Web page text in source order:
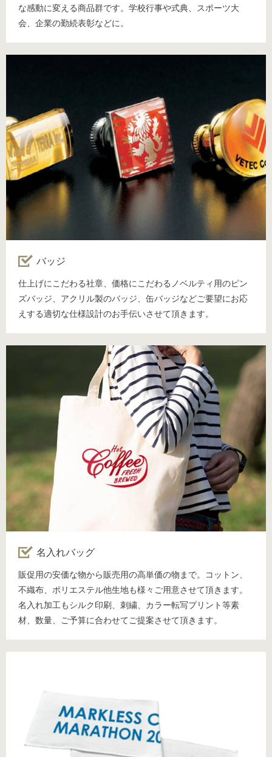
な感動に変える商品群です。学校行事や式典、スポーツ大
会、企業の勤続表彰などに。
バッジ
仕上げにこだわる社章、価格にこだわるノベルティ用のピン
ズバッジ、アクリル製のバッジ、缶バッジなどご要望にお応
えする適切な仕様設計のお手伝いさせて頂きます。
名入れバッグ
販促用の安価な物から販売用の高単価の物まで。コットン、
不織布、ポリエステル他生地も様々ご用意させて頂きます。
名入れ加工もシルク印刷、刺繍、カラー転写プリント等素
材、数量、ご予算に合わせてご提案させて頂きます。